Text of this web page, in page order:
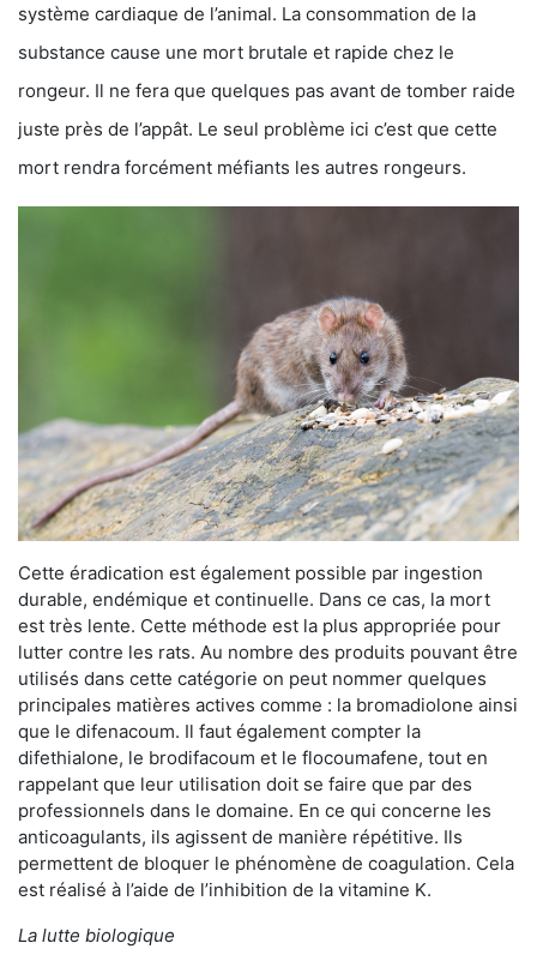
système cardiaque de l’animal. La consommation de la
substance cause une mort brutale et rapide chez le
rongeur. Il ne fera que quelques pas avant de tomber raide
juste près de l’appât. Le seul problème ici c’est que cette
mort rendra forcément méfiants les autres rongeurs.
Cette éradication est également possible par ingestion
durable, endémique et continuelle. Dans ce cas, la mort
est très lente. Cette méthode est la plus appropriée pour
lutter contre les rats. Au nombre des produits pouvant être
utilisés dans cette catégorie on peut nommer quelques
principales matières actives comme : la bromadiolone ainsi
que le difenacoum. Il faut également compter la
difethialone, le brodifacoum et le flocoumafene, tout en
rappelant que leur utilisation doit se faire que par des
professionnels dans le domaine. En ce qui concerne les
anticoagulants, ils agissent de manière répétitive. Ils
permettent de bloquer le phénomène de coagulation. Cela
est réalisé à l’aide de l’inhibition de la vitamine K.
La lutte biologique